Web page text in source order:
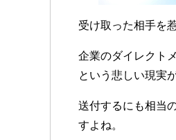
受け取った相手を
企業のダイレクト
という悲しい現実
送付するにも相当
すよね。